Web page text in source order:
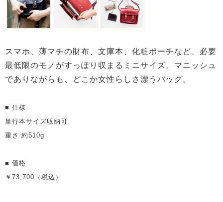
スマホ、薄マチの財布、文庫本、化粧ポーチなど、必要
最低限のモノがすっぽり収まるミニサイズ。マニッシュ
でありながらも、どこか女性らしさ漂うバッグ。
■ 仕様
単行本サイズ収納可
重さ 約510g
■ 価格
￥73,700（税込）